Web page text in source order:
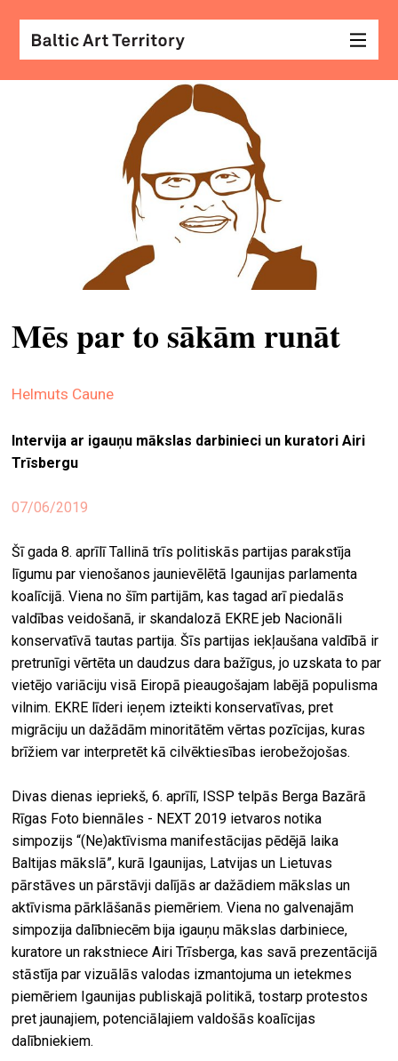
par
meklēt
Mēs par to sākām runāt
Helmuts Caune
Intervija ar igauņu mākslas darbinieci un kuratori Airi
Trīsbergu
07/06/2019
Šī gada 8. aprīlī Tallinā trīs politiskās partijas parakstīja
līgumu par vienošanos jaunievēlētā Igaunijas parlamenta
koalīcijā. Viena no šīm partijām, kas tagad arī piedalās
valdības veidošanā, ir skandalozā EKRE jeb Nacionāli
konservatīvā tautas partija. Šīs partijas iekļaušana valdībā ir
pretrunīgi vērtēta un daudzus dara bažīgus, jo uzskata to par
vietējo variāciju visā Eiropā pieaugošajam labējā populisma
vilnim. EKRE līderi ieņem izteikti konservatīvas, pret
migrāciju un dažādām minoritātēm vērtas pozīcijas, kuras
brīžiem var interpretēt kā cilvēktiesības ierobežojošas.
Divas dienas iepriekš, 6. aprīlī, ISSP telpās Berga Bazārā
Rīgas Foto biennāles - NEXT 2019 ietvaros notika
simpozijs “(Ne)aktīvisma manifestācijas pēdējā laika
Baltijas mākslā”, kurā Igaunijas, Latvijas un Lietuvas
pārstāves un pārstāvji dalījās ar dažādiem mākslas un
aktīvisma pārklāšanās piemēriem. Viena no galvenajām
simpozija dalībniecēm bija igauņu mākslas darbiniece,
kuratore un rakstniece Airi Trīsberga, kas savā prezentācijā
stāstīja par vizuālās valodas izmantojuma un ietekmes
piemēriem Igaunijas publiskajā politikā, tostarp protestos
pret jaunajiem, potenciālajiem valdošās koalīcijas
dalībniekiem.